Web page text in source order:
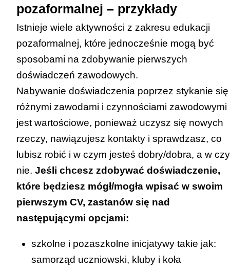
pozaformalnej – przykłady
Istnieje wiele aktywności z zakresu edukacji
pozaformalnej, które jednocześnie mogą być
sposobami na zdobywanie pierwszych
doświadczeń zawodowych.
Nabywanie doświadczenia poprzez stykanie
różnymi zawodami i czynnościami zawodowymi
jest wartościowe, ponieważ uczysz się nowych
rzeczy, nawiązujesz kontakty i sprawdzasz, co
lubisz robić i w czym jesteś dobry/dobra, a w
nie. Jeśli chcesz zdobywać doświadczenie,
które będziesz mógł/mogła wpisać w swoim
pierwszym CV, zastanów się nad
następującymi opcjami:
szkolne i pozaszkolne inicjatywy takie jak:
samorząd uczniowski, kluby i koła